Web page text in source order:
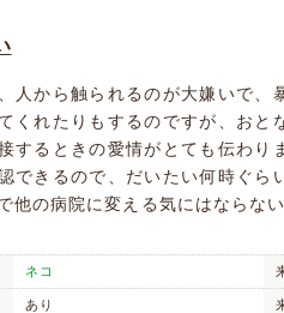
人から触られるのが大嫌いで
くれたりもするのですが、おと
するときの愛情がとても伝わり
できるので、だいたい何時ぐら
他の病院に変える気にはならない
ネコ
あり